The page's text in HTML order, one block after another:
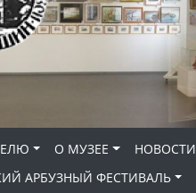
О МУЗЕЕ НОВОСТИ
АРБУЗНЫЙ ФЕСТИВАЛЬ